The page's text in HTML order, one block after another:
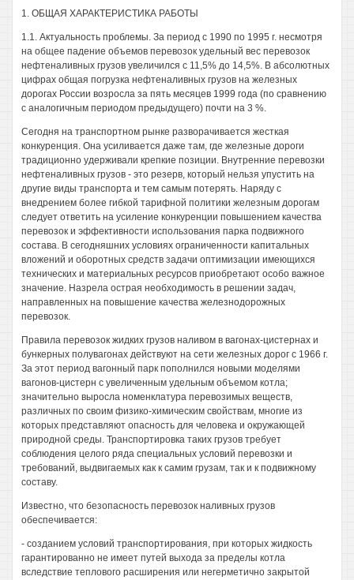
1. ОБЩАЯ ХАРАКТЕРИСТИКА РАБОТЫ
1.1. Актуальность проблемы. За период с 1990 по 1995 г. несмотря
на общее падение объемов перевозок удельный вес перевозок
нефтеналивных грузов увеличился с 11,5% до 14,5%. В абсолютных
цифрах общая погрузка нефтеналивных грузов на железных
дорогах России возросла за пять месяцев 1999 года (по сравнению
с аналогичным периодом предыдущего) почти на 3 %.
Сегодня на транспортном рынке разворачивается жесткая
конкуренция. Она усиливается даже там, где железные дороги
традиционно удерживали крепкие позиции. Внутренние перевозки
нефтеналивных грузов - это резерв, который нельзя упустить на
другие виды транспорта и тем самым потерять. Наряду с
внедрением более гибкой тарифной политики железным дорогам
следует ответить на усиление конкуренции повышением качества
перевозок и эффективности использования парка подвижного
состава. В сегодняшних условиях ограниченности капитальных
вложений и оборотных средств задачи оптимизации имеющихся
технических и материальных ресурсов приобретают особо важное
значение. Назрела острая необходимость в решении задач,
направленных на повышение качества железнодорожных
перевозок.
Правила перевозок жидких грузов наливом в вагонах-цистернах и
бункерных полувагонах действуют на сети железных дорог с 1966 г.
За этот период вагонный парк пополнился новыми моделями
вагонов-цистерн с увеличенным удельным объемом котла;
значительно выросла номенклатура перевозимых веществ,
различных по своим физико-химическим свойствам, многие из
которых представляют опасность для человека и окружающей
природной среды. Транспортировка таких грузов требует
соблюдения целого ряда специальных условий перевозки и
требований, выдвигаемых как к самим грузам, так и к подвижному
составу.
Известно, что безопасность перевозок наливных грузов
обеспечивается:
- созданием условий транспортирования, при которых жидкость
гарантированно не имеет путей выхода за пределы котла
вследствие теплового расширения или негерметично закрытой